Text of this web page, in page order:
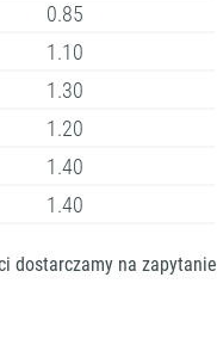
0.85
1.10
1.30
1.20
1.40
1.40
dostarczamy na zapytanie